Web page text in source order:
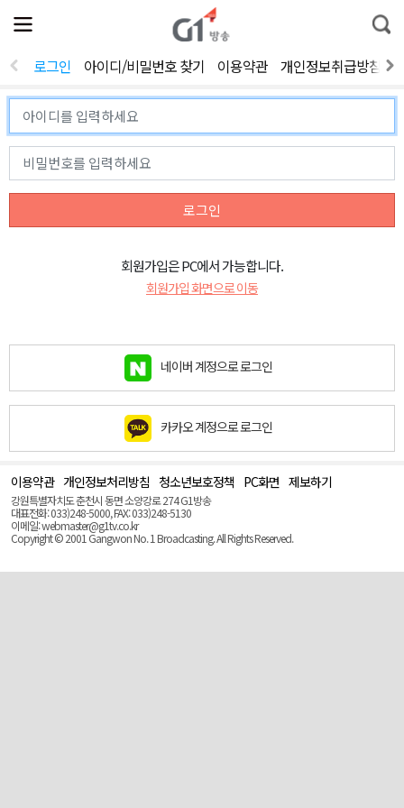
전
체
뉴
열
통
합
색
로그인 아이디/비밀번호 찾기 이용약관 개인정보취급방침
로그인
회원가입은 PC에서 가능합니다.
회원가입 화면으로 이동
네이버 계정으로 로그인
카카오 계정으로 로그인
이용약관 개인정보처리방침 청소년보호정책 PC화면 제보하기
강원특별자치도 춘천시 동면 소양강로 274 G1방송
대표전화: 033)248-5000, FAX: 033)248-5130
이메일: webmaster@g1tv.co.kr
Copyright © 2001 Gangwon No. 1 Broadcasting. All Rights Reserved.